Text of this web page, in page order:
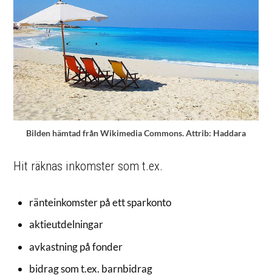
Bilden hämtad från Wikimedia Commons. Attrib: Haddara
Hit räknas inkomster som t.ex.
ränteinkomster på ett sparkonto
aktieutdelningar
avkastning på fonder
bidrag som t.ex. barnbidrag